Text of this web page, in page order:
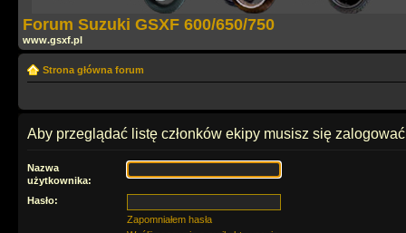
Forum Suzuki GSXF 600/650/750
www.gsxf.pl
Strona główna forum
Aby przeglądać listę członków ekipy musisz się
Nazwa
użytkownika:
Hasło:
Zapomniałem hasła